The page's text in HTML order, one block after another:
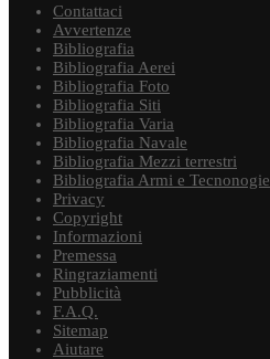
Contattaci
Avvertenze
Bibliografia
Bibliografia Aerei
Bibliografia Foto
Bibliografia Siti
Bibliografia Varia
Bibliografia Navale
Bibliografia Mezzi terrestri
Bibliografia Armi e Tecnonogie
Privacy
Copyright
Informazioni
Premessa
Ringraziamenti
Pubblicità
F.A.Q.
Sitemap
Aiutare